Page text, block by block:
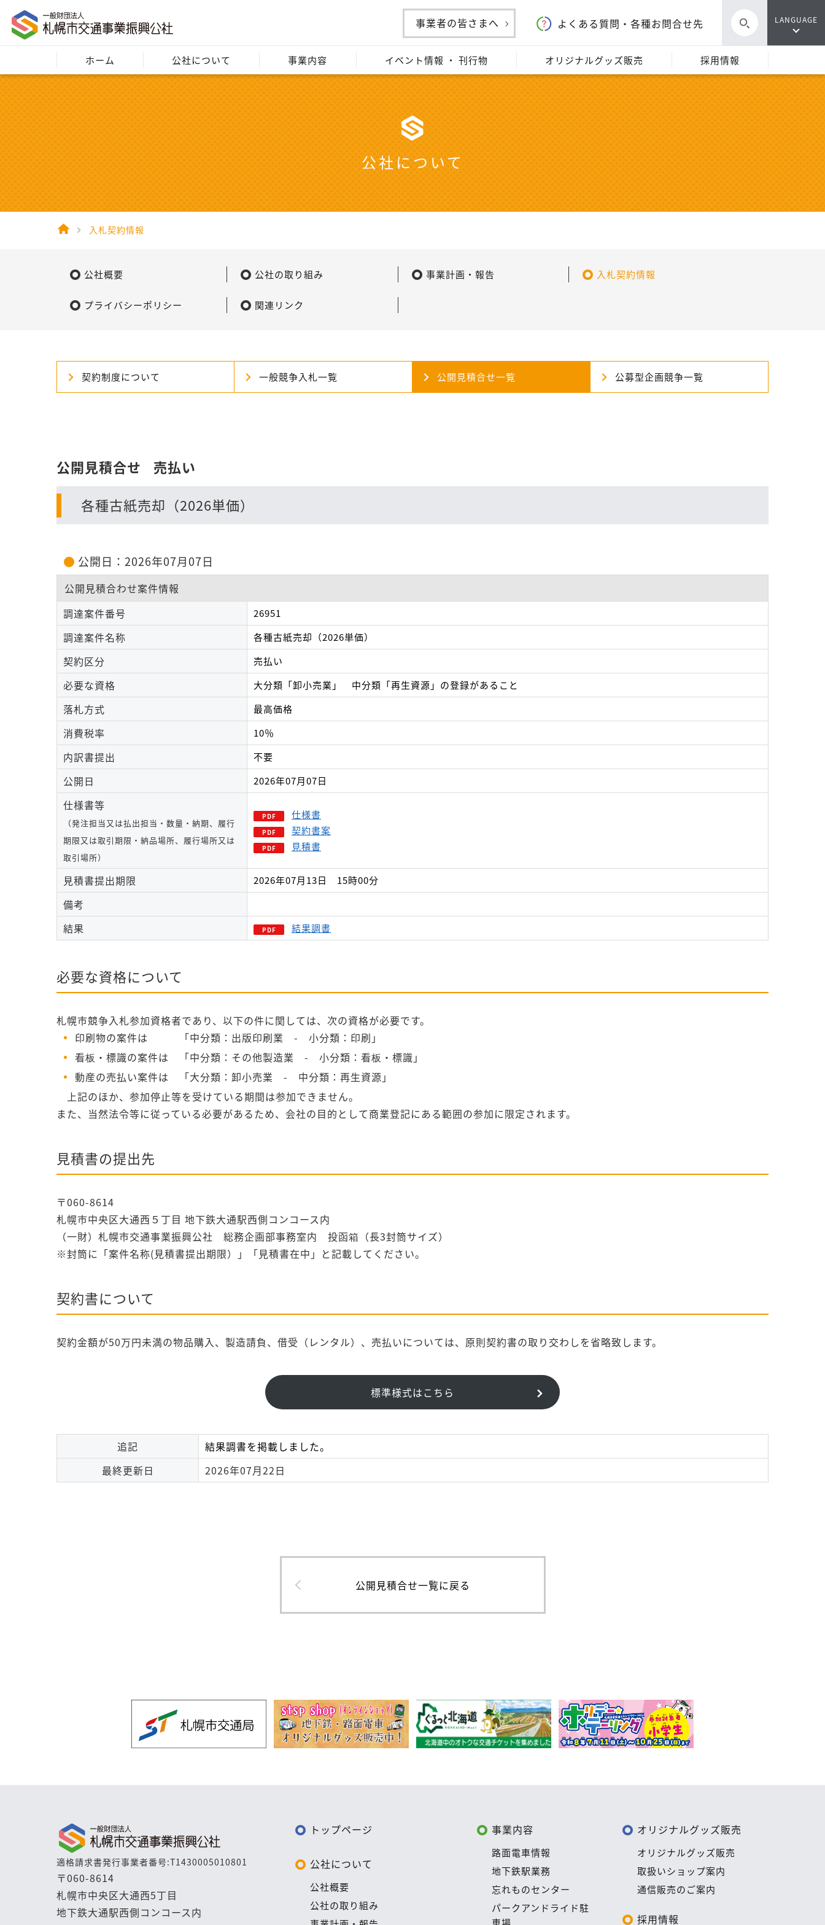
LANGUAGE
よくある質問・各種お問合せ先
事業者の皆さまへ
ホーム 公社について 事業内容 イベント情報 ・ 刊行物 オリジナルグッズ販売 採用情報
公社について
入札契約情報
公社概要 公社の取り組み 事業計画・報告 入札契約情報
プライバシーポリシー 関連リンク
契約制度について 一般競争入札一覧 公開見積合せ一覧 公募型企画競争一覧
公開見積合せ
売払い
各種古紙売却（2026単価）
公開日：2026年07月07日
公開見積合わせ案件情報
調達案件番号
26951
調達案件名称 各種古紙売却（2026単価）
契約区分 売払い
必要な資格 大分類「卸小売業」 中分類「再生資源」の登録があること
落札方式 最高価格
消費税率 10％
内訳書提出 不要
公開日 2026年07月07日
仕様書等
（発注担当又は払出担当・数量・納期、履行
期限又は取引期限・納品場所、履行場所又は
取引場所）
仕様書
契約書案
見積書
見積書提出期限 2026年07月13日 15時00分
備考
結果
結果調書
必要な資格について
札幌市競争入札参加資格者であり、以下の件に関しては、次の資格が必要です。
印刷物の案件は 「中分類：出版印刷業 - 小分類：印刷」
看板・標識の案件は 「中分類：その他製造業 - 小分類：看板・標識」
動産の売払い案件は 「大分類：卸小売業 - 中分類：再生資源」
上記のほか、参加停止等を受けている期間は参加できません。
また、当然法令等に従っている必要があるため、会社の目的として商業登記にある範囲の参加に限定されます。
見積書の提出先
〒060-8614
札幌市中央区大通西５丁目 地下鉄大通駅西側コンコース内
（一財）札幌市交通事業振興公社 総務企画部事務室内 投函箱（長3封筒サイズ）
※封筒に「案件名称(見積書提出期限）」「見積書在中」と記載してください。
契約書について
契約金額が50万円未満の物品購入、製造請負、借受（レンタル）、売払いについては、原則契約書の取り交わしを省略致します。
標準様式はこちら
追記
結果調書を掲載しました。
最終更新日
2026年07月22日
公開見積合せ一覧に戻る
適格請求書発行事業者番号:T1430005010801
〒060-8614
札幌市中央区大通西5丁目
地下鉄大通駅西側コンコース内
トップページ
公社について
公社概要
公社の取り組み
事業内容
路面電車情報
地下鉄駅業務
忘れものセンター
パークアンドライド駐
オリジナルグッズ販売
オリジナルグッズ販売
取扱いショップ案内
通信販売のご案内
採用情報